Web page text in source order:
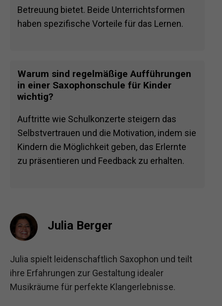
Betreuung bietet. Beide Unterrichtsformen
haben spezifische Vorteile für das Lernen.
Warum sind regelmäßige Aufführungen
in einer Saxophonschule für Kinder
wichtig?
Auftritte wie Schulkonzerte steigern das
Selbstvertrauen und die Motivation, indem sie
Kindern die Möglichkeit geben, das Erlernte
zu präsentieren und Feedback zu erhalten.
Julia Berger
Julia spielt leidenschaftlich Saxophon und teilt
ihre Erfahrungen zur Gestaltung idealer
Musikräume für perfekte Klangerlebnisse.